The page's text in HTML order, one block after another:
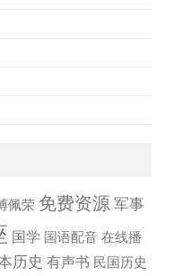
佩荣 免费资源 军事
国学 国语配音 在线播
历史 有声书 民国历史